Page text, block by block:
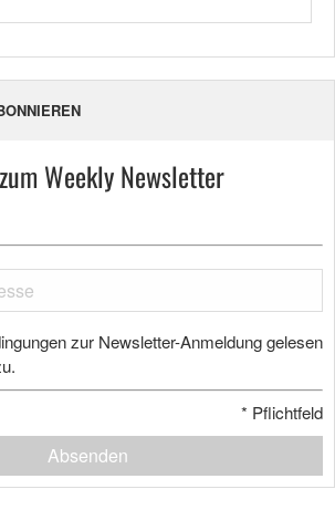
Weekly Newsletter
zur Newsletter-Anmeldung gelesen
* Pflichtfeld
Absenden